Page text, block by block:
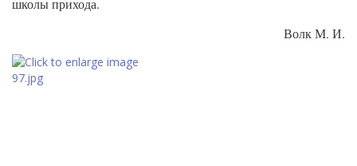
школы прихода.
Волк М. И.